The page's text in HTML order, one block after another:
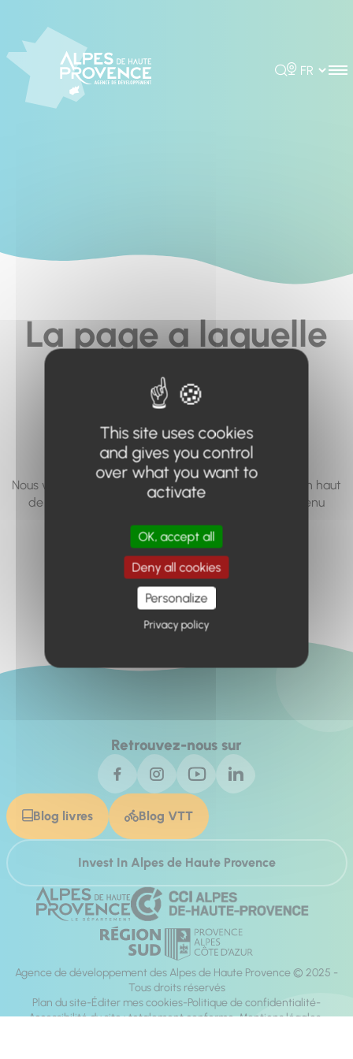
Rechercher
Choisir la
La page a laquelle
vous cherchez à
accéder n'existe
pas... ou plus.
Nous vous invitons à utiliser le moteur de recherche en haut
de page, ou à utiliser le menu pour trouver le contenu
Retour à l'accueil
Retrouvez-nous sur
Blog livres Blog VTT
Invest In Alpes de Haute Provence
Agence de développement des Alpes de Haute Provence © 2025 -
Tous droits réservés
Plan du site Éditer mes cookies Politique de confidentialité
Accessibilité du site : totalement conforme Mentions légales
This site uses cookies
and gives you control
over what you want to
activate
OK, accept all
Deny all cookies
Personalize
Privacy policy